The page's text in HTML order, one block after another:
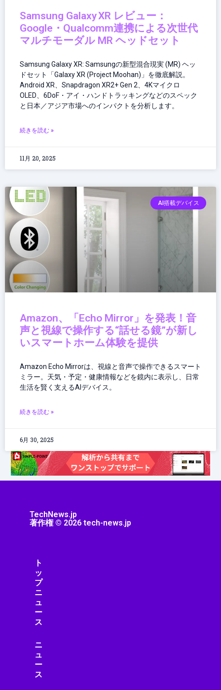
Samsung Galaxy XR レビュー：
Google・Qualcomm連携による次世代
マルチモーダル MR ヘッドセット
Samsung Galaxy XR: Samsungの新型混合現実 (MR) ヘッ
ドセット「Galaxy XR (Project Moohan)」を徹底解説。
Android XR、Snapdragon XR2+ Gen 2、4Kマイクロ
OLED、6DoF・アイ・ハンドトラッキングなどのスペック
と日本／アジア市場へのインパクトを分析します。
続きを読む »
11月 20, 2025
AI搭載デバイス
Amazon、「Echo Mirror」を発表！音
声と視線で操作する“話せる鏡”が新し
いスマートホーム体験を提供
Amazon Echo Mirrorは、視線と音声で操作できるスマート
ミラー。天気・予定・健康情報などを鏡内に表示し、日常
生活を賢く支えるAIデバイス。
続きを読む »
6月 30, 2025
TechNews.jp
著作権 © 2026 tech-news.jp
ト
ッ
プ
ニ
ュ
ー
ス
ニ
ュ
ー
ス